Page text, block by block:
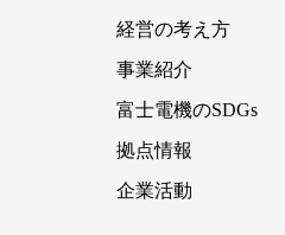
経営の考え方
事業紹介
富士電機のSDGs
拠点情報
企業活動